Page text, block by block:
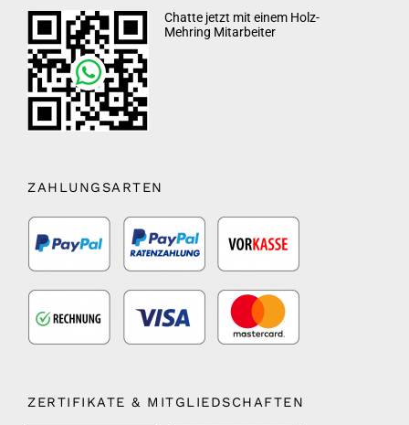
Chatte jetzt mit einem Holz-
Mehring Mitarbeiter
ZAHLUNGSARTEN
ZERTIFIKATE & MITGLIEDSCHAFTEN